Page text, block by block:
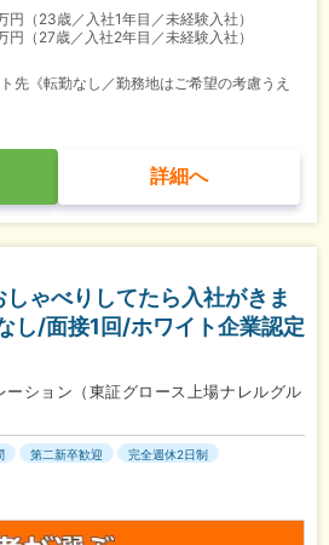
円（23歳／入社1年目／未経験入社）
円（27歳／入社2年目／未経験入社）
先《転勤なし／勤務地はご希望の考慮うえ
詳細へ
しゃべりしてたら入社がきま
し/面接1回/ホワイト企業認定
ション（東証グロース上場ナレルグル
第二新卒歓迎
完全週休2日制